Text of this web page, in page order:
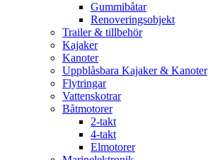
Gummibåtar
Renoveringsobjekt
Trailer & tillbehör
Kajaker
Kanoter
Uppblåsbara Kajaker & Kanoter
Flytringar
Vattenskotrar
Båtmotorer
2-takt
4-takt
Elmotorer